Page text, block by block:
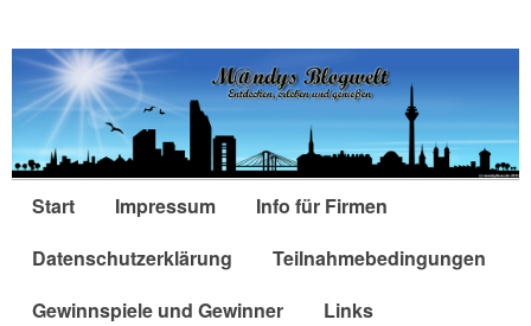
Start Impressum
Info für Firmen
Datenschutzerklärung
Teilnahmebedingungen
Gewinnspiele und Gewinner
Links